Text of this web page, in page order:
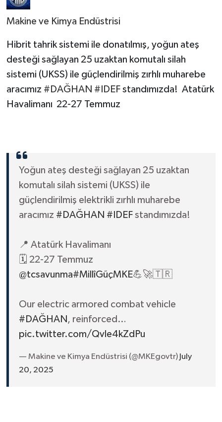
Makine ve Kimya Endüstrisi
Hibrit tahrik sistemi ile donatılmış, yoğun ateş
desteği sağlayan 25 uzaktan komutalı silah
sistemi (UKSS) ile güçlendirilmiş zırhlı muharebe
aracımız #DAĞHAN #IDEFstandımızda! Atatürk
Havalimanı 22-27 Temmuz
Yoğun ateş desteği sağlayan 25 uzaktan
komutalı silah sistemi (UKSS) ile
güçlendirilmiş elektrikli zırhlı muharebe
aracımız #DAĞHAN #IDEFstandımızda!
📍 Atatürk Havalimanı
🗓️ 22-27 Temmuz
@tcsavunma#MillîGüçMKE💪🚀🇹🇷
Our electric armored combat vehicle
#DAĞHAN , reinforced…
pic.twitter.com/Qvle4kZdPu
— Makine ve Kimya Endüstrisi (@MKEgovtr) July
20, 2025